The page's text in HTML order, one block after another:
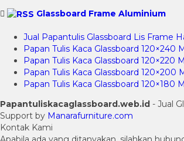
Glassboard Frame Aluminium
Jual Papantulis Glassboard Lis Frame
Papan Tulis Kaca Glassboard
Papan Tulis Kaca Glassboard
Papan Tulis Kaca Glassboard
Papan Tulis Kaca Glassboard
Papantuliskacaglassboard.web.id - Jual
Support by Manarafurniture.com
Kontak Kami